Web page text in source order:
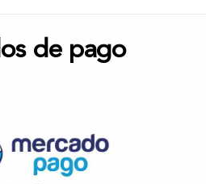
de pago